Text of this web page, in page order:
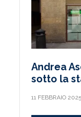
Andrea
sotto la
11 FEBBRAIO 2025